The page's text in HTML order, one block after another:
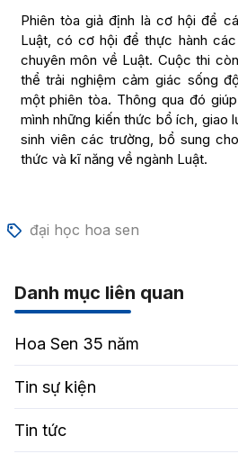
Phiên tòa giả định là cơ hội để
Luật, có cơ hội để thực hành
chuyên môn về Luật. Cuộc thi
thể trải nghiệm cảm giác sống
một phiên tòa. Thông qua đó
mình những kiến thức bổ ích, giao
sinh viên các trường, bổ sung
thức và kĩ năng về ngành Luật.
đại học hoa sen
Danh mục liên quan
Hoa Sen 35 năm
Tin sự kiện
Tin tức